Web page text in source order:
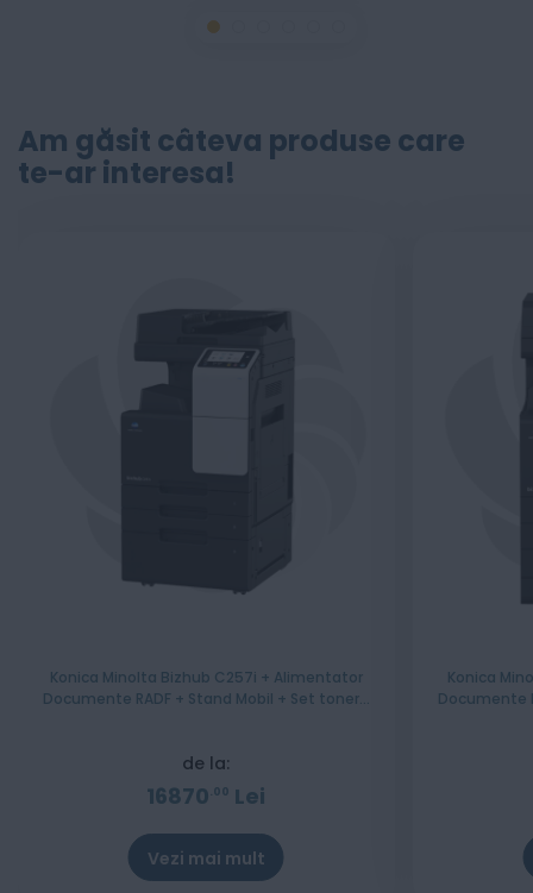
Am găsit câteva produse care
te-ar interesa!
Konica Minolta Bizhub C257i + Alimentator
Documente RADF + Stand Mobil + Set tonere
de la:
16870 00 Lei
Vezi mai mult
Konica
Documente RADF + Stand